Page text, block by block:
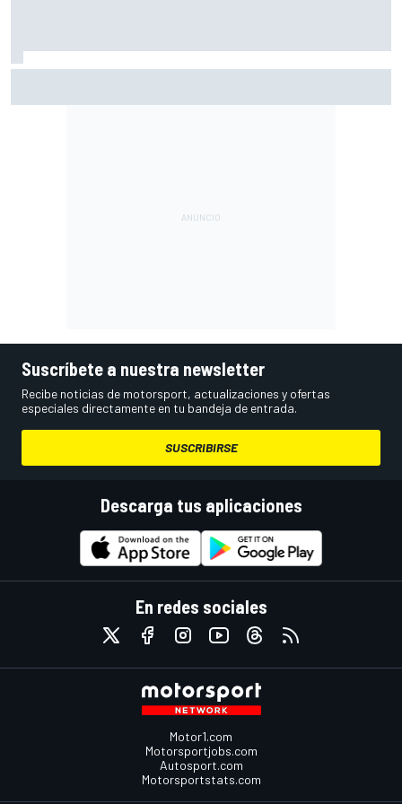
Suscríbete a nuestra newsletter
Recibe noticias de motorsport, actualizaciones y ofertas
especiales directamente en tu bandeja de entrada.
SUSCRIBIRSE
Descarga tus aplicaciones
En redes sociales
Motor1.com
Motorsportjobs.com
Autosport.com
Motorsportstats.com